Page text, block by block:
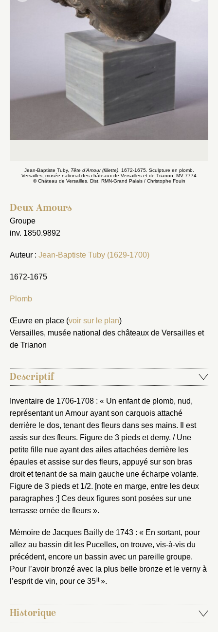
Jean-Baptiste Tuby, Tête d’Amour (fillette), 1672-1675. Sculpture en plomb.
Versailles, musée national des châteaux de Versailles et de Trianon, MV 7774
© Château de Versailles, Dist. RMN-Grand Palais / Christophe Fouin
Deux Amours
Groupe
inv. 1850.9892
Auteur : Jean-Baptiste Tuby (1629-1700)
1672-1675
Plomb
Œuvre en place (voir sur le plan)
Versailles, musée national des châteaux de Versailles et
de Trianon
Descriptif
Inventaire de 1706-1708 : « Un enfant de plomb, nud,
représentant un Amour ayant son carquois attaché
derrière le dos, tenant des fleurs dans ses mains. Il est
assis sur des fleurs. Figure de 3 pieds et demy. / Une
petite fille nue ayant des ailes attachées derrière les
épaules et assise sur des fleurs, appuyé sur son bras
droit et tenant de sa main gauche une écharpe volante.
Figure de 3 pieds et 1/2. [note en marge, entre les deux
paragraphes :] Ces deux figures sont posées sur une
terrasse ornée de fleurs ».
Mémoire de Jacques Bailly de 1743 : « En sortant, pour
allez au bassin dit les Pucelles, on trouve, vis-à-vis du
précédent, encore un bassin avec un pareille groupe.
Pour l’avoir bronzé avec la plus belle bronze et le verny à
l’esprit de vin, pour ce 35lt».
Historique